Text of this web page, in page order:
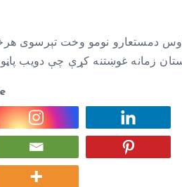
اوس دمستعارو نومو وخت تېرسوی